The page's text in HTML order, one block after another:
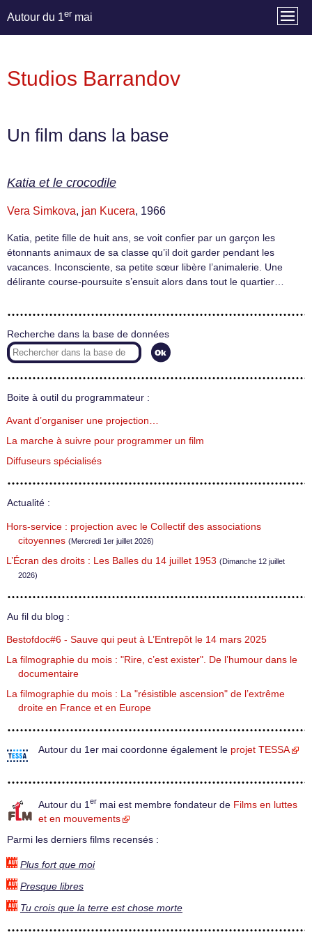
Autour du 1er mai
Studios Barrandov
Un film dans la base
Katia et le crocodile
Vera Simkova, jan Kucera, 1966
Katia, petite fille de huit ans, se voit confier par un garçon les
étonnants animaux de sa classe qu’il doit garder pendant les
vacances. Inconsciente, sa petite sœur libère l’animalerie. Une
délirante course-poursuite s’ensuit alors dans tout le quartier…
Recherche dans la base de données
Boite à outil du programmateur :
Avant d’organiser une projection…
La marche à suivre pour programmer un film
Diffuseurs spécialisés
Actualité :
Hors-service : projection avec le Collectif des associations
citoyennes (Mercredi 1er juillet 2026)
L’Écran des droits : Les Balles du 14 juillet 1953 (Dimanche 12 juillet
2026)
Au fil du blog :
Bestofdoc#6 - Sauve qui peut à L’Entrepôt le 14 mars 2025
La filmographie du mois : "Rire, c’est exister". De l’humour dans le
documentaire
La filmographie du mois : La "résistible ascension" de l’extrême
droite en France et en Europe
Autour du 1er mai coordonne également le projet TESSA
Autour du 1 er mai est membre fondateur de Films en luttes
et en mouvements
Parmi les derniers films recensés :
Plus fort que moi
Presque libres
Tu crois que la terre est chose morte